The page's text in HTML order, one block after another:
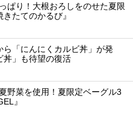
ぱり！大根おろしをのせた夏限
たてのかるび』
ら「にんにくカルビ丼」が発
丼」も待望の復活
野菜を使用！夏限定ベーグル3
』